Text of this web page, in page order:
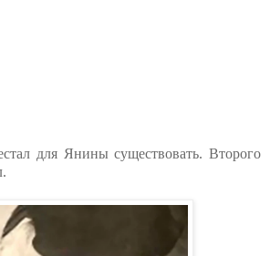
для Янины существовать. Второго